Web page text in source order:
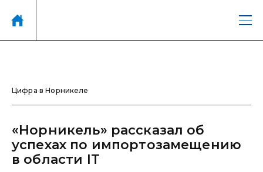
Цифра в Норникеле
«Норникель» рассказал об
успехах по импортозамещению
в области IT